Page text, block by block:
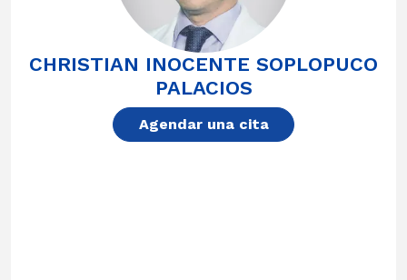
CHRISTIAN INOCENTE SOPLOPUCO
PALACIOS
Agendar una cita